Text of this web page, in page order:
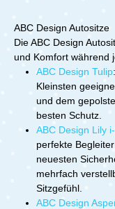
ABC Design Autositze
Die ABC Design
und Komfort während
ABC Design Tulip
Kleinsten
und dem
besten Schutz.
ABC Design Lily
perfekte
neuesten
mehrfach
Sitzgefühl.
ABC Design